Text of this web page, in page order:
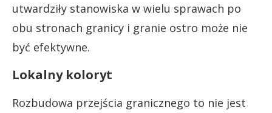
utwardziły stanowiska w wielu sprawach po
obu stronach granicy i granie ostro może nie
być efektywne.
Lokalny koloryt
Rozbudowa przejścia granicznego to nie jest